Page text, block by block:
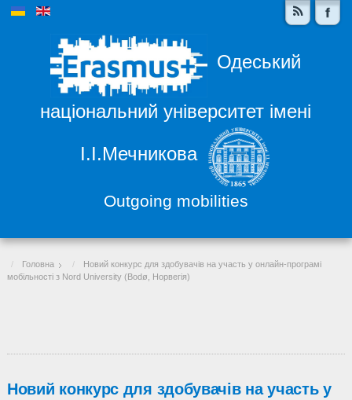
Одеський
національний університет імені
І.І.Мечникова
Outgoing mobilities
Головна
Новий конкурс для здобувачів на участь у онлайн-програмі
мобільності з Nord University (Bodø, Норвегія)
Новий конкурс для здобувачів на участь у